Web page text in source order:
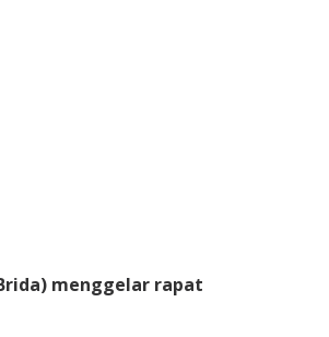
menggelar rapat